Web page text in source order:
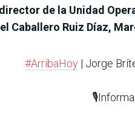
de la Unidad
Caballero Ruiz Díaz,
#ArribaHoy | Jorge
🎙️Informa